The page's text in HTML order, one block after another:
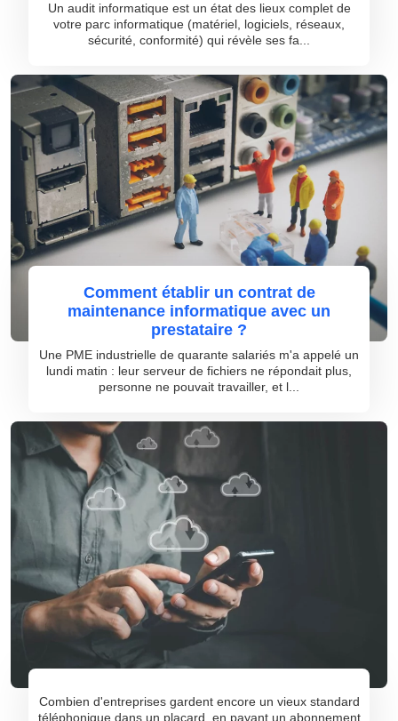
Un audit informatique est un état des lieux complet de
votre parc informatique (matériel, logiciels, réseaux,
sécurité, conformité) qui révèle ses fa...
Comment établir un contrat de
maintenance informatique avec un
prestataire ?
Une PME industrielle de quarante salariés m'a appelé un
lundi matin : leur serveur de fichiers ne répondait plus,
personne ne pouvait travailler, et l...
Combien d'entreprises gardent encore un vieux standard
téléphonique dans un placard, en payant un abonnement